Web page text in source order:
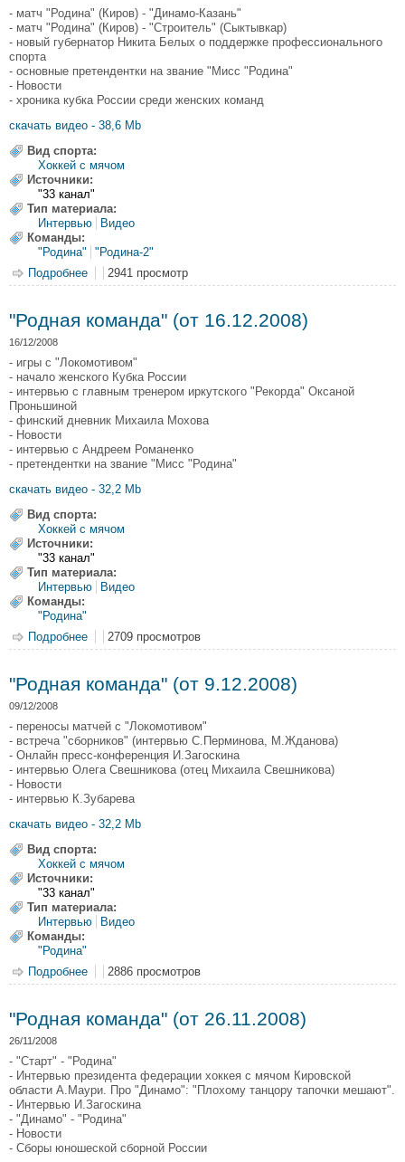
- матч "Родина" (Киров) - "Динамо-Казань"
- матч "Родина" (Киров) - "Строитель" (Сыктывкар)
- новый губернатор Никита Белых о поддержке профессионального
спорта
- основные претендентки на звание "Мисс "Родина"
- Новости
- хроника кубка России среди женских команд
скачать видео - 38,6 Mb
Вид спорта:
Хоккей с мячом
Источники:
"33 канал"
Тип материала:
Интервью
Видео
Команды:
"Родина"
"Родина-2"
Подробнее о "Родная команда" (от 23.12.2008)
2941 просмотр
"Родная команда" (от 16.12.2008)
16/12/2008
- игры с "Локомотивом"
- начало женского Кубка России
- интервью с главным тренером иркутского "Рекорда" Оксаной
Проньшиной
- финский дневник Михаила Мохова
- Новости
- интервью с Андреем Романенко
- претендентки на звание "Мисс "Родина"
скачать видео - 32,2 Mb
Вид спорта:
Хоккей с мячом
Источники:
"33 канал"
Тип материала:
Интервью
Видео
Команды:
"Родина"
Подробнее о "Родная команда" (от 16.12.2008)
2709 просмотров
"Родная команда" (от 9.12.2008)
09/12/2008
- переносы матчей с "Локомотивом"
- встреча "сборников" (интервью С.Перминова, М.Жданова)
- Онлайн пресс-конференция И.Загоскина
- интервью Олега Свешникова (отец Михаила Свешникова)
- Новости
- интервью К.Зубарева
скачать видео - 32,2 Mb
Вид спорта:
Хоккей с мячом
Источники:
"33 канал"
Тип материала:
Интервью
Видео
Команды:
"Родина"
Подробнее о "Родная команда" (от 9.12.2008)
2886 просмотров
"Родная команда" (от 26.11.2008)
26/11/2008
- "Старт" - "Родина"
- Интервью президента федерации хоккея с мячом Кировской
области А.Маури. Про "Динамо": "Плохому танцору тапочки мешают".
- Интервью И.Загоскина
- "Динамо" - "Родина"
- Новости
- Сборы юношеской сборной России